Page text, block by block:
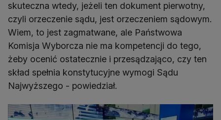
skuteczna wtedy, jeżeli ten dokument pierwotny,
czyli orzeczenie sądu, jest orzeczeniem sądowym.
Wiem, to jest zagmatwane, ale Państwowa
Komisja Wyborcza nie ma kompetencji do tego,
żeby ocenić ostatecznie i przesądzająco, czy ten
skład spełnia konstytucyjne wymogi Sądu
Najwyższego - powiedział.